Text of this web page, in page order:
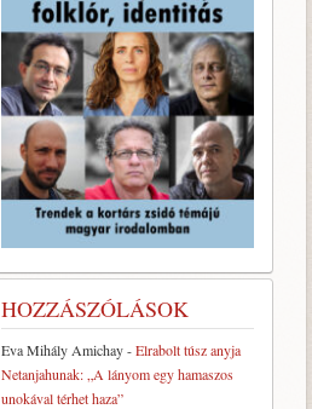
HOZZÁSZÓLÁSOK
Eva Mihály Amichay-Elrabolt túsz anyja
Netanjahunak: „A lányom egy hamaszos
unokával térhet haza”